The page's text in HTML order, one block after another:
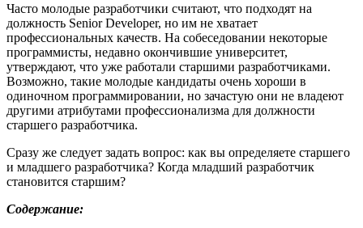
Часто молодые разработчики считают, что подходят на
должность Senior Developer, но им не хватает
профессиональных качеств. На собеседовании некоторые
программисты, недавно окончившие университет,
утверждают, что уже работали старшими разработчиками.
Возможно, такие молодые кандидаты очень хороши в
одиночном программировании, но зачастую они не владеют
другими атрибутами профессионализма для должности
старшего разработчика.
Сразу же следует задать вопрос: как вы определяете старшего
и младшего разработчика? Когда младший разработчик
становится старшим?
Содержание: